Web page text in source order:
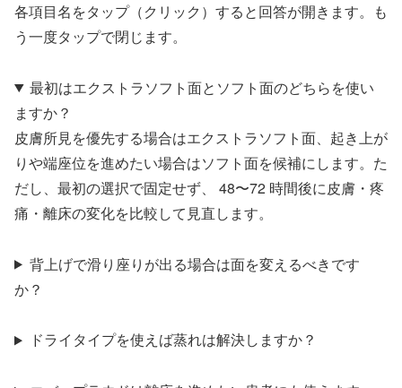
各項目名をタップ（クリック）すると回答が開きます。も
う一度タップで閉じます。
最初はエクストラソフト面とソフト面のどちらを使い
ますか？
皮膚所見を優先する場合はエクストラソフト面、起き上が
りや端座位を進めたい場合はソフト面を候補にします。た
だし、最初の選択で固定せず、 48〜72 時間後に皮膚・疼
痛・離床の変化を比較して見直します。
背上げで滑り座りが出る場合は面を変えるべきです
か？
ドライタイプを使えば蒸れは解決しますか？